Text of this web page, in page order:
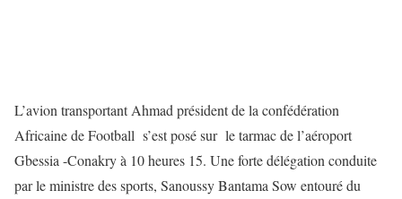
L’avion transportant Ahmad président de la confédération
Africaine de Football s’est posé sur le tarmac de l’aéroport
Gbessia -Conakry à 10 heures 15. Une forte délégation conduite
par le ministre des sports, Sanoussy Bantama Sow entouré du